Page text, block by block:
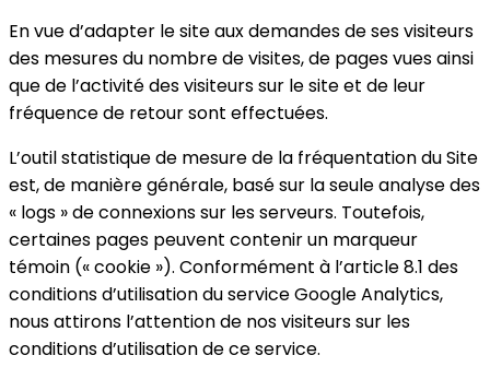
En vue d’adapter le site aux demandes de ses visiteurs
des mesures du nombre de visites, de pages vues ainsi
que de l’activité des visiteurs sur le site et de leur
fréquence de retour sont effectuées.
L’outil statistique de mesure de la fréquentation du Site
est, de manière générale, basé sur la seule analyse des
« logs » de connexions sur les serveurs. Toutefois,
certaines pages peuvent contenir un marqueur
témoin (« cookie »). Conformément à l’article 8.1 des
conditions d’utilisation du service Google Analytics,
nous attirons l’attention de nos visiteurs sur les
conditions d’utilisation de ce service.